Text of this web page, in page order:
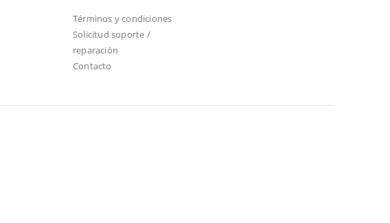
Términos y condiciones
Solicitud soporte /
reparación
Contacto